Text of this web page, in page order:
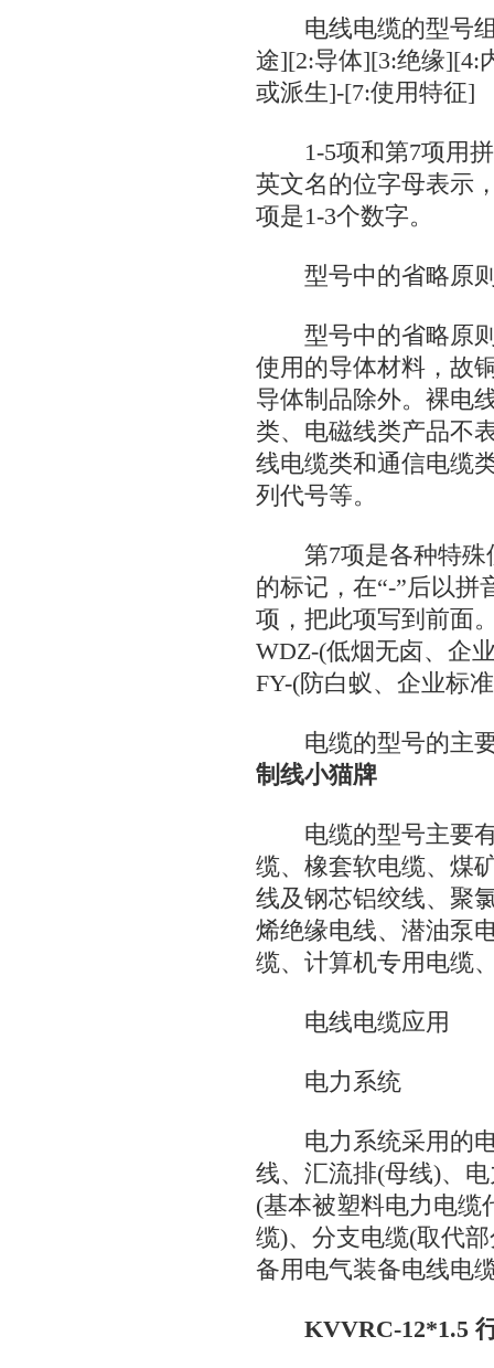
电线电缆的型号组
途][2:导体][3:绝缘][4:
或派生]-[7:使用特征]
1-5项和第7项用拼
英文名的位字母表示
项是1-3个数字。
型号中的省略原
型号中的省略原则
使用的导体材料，故
导体制品除外。裸电
类、电磁线类产品不
线电缆类和通信电缆
列代号等。
第7项是各种特殊
的标记，在“-”后以拼
项，把此项写到前面
WDZ-(低烟无卤、企
FY-(防白蚁、企业标
电缆的型号的主
制线小猫牌
电缆的型号主要有
缆、橡套软电缆、煤
线及钢芯铝绞线、聚
烯绝缘电线、潜油泵
缆、计算机专用电缆
电线电缆应用
电力系统
电力系统采用的电
线、汇流排(母线)、
(基本被塑料电力电缆
缆)、分支电缆(取代
备用电气装备电线电
KVVRC-12*1.5